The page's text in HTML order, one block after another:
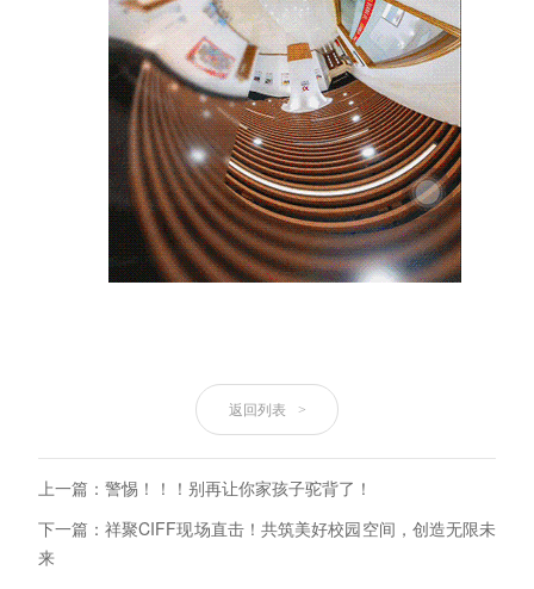
返回列表 >
上一篇：警惕！！！别再让你家孩子驼背了！
下一篇：祥聚CIFF现场直击！共筑美好校园空间，创造无限未
来